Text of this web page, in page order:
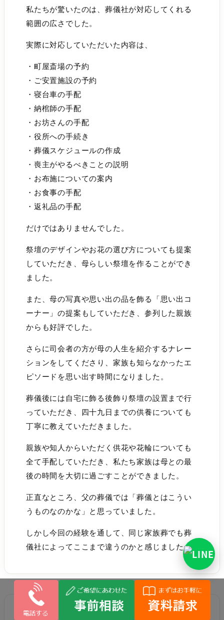
私たちが驚いたのは、葬儀社が対応してくれる
範囲の広さでした。
実際に対応していただいた内容は、
・町屋斎場の予約
・ご安置施設の予約
・寝台車の手配
・納棺師の手配
・お坊さんの手配
・役所への手続き
・葬儀スケジュールの作成
・喪主がやるべきことの説明
・お布施についての案内
・お食事の手配
・返礼品の手配
だけではありませんでした。
祭壇のデザインやお花の選び方についても提案
していただき、母らしい祭壇を作ることができ
ました。
また、母の写真や思い出の品を飾る「思い出コ
ーナー」の提案もしていただき、参列した親族
からも好評でした。
さらに司会者の方が母の人生を紹介するナレー
ションをしてくださり、家族も知らなかったエ
ピソードを思い出す時間になりました。
葬儀後には自宅に飾る後飾り祭壇の設置まで行
っていただき、四十九日までの供養についても
丁寧に教えていただきました。
親族や知人からいただく供花や花輪についても
全て手配していただき、私たち家族は母との最
後の時間を大切に過ごすことができました。
正直なところ、父の葬儀では「葬儀とはこうい
うものなのかな」と思っていました。
しかし今回の経験を通して、同じ家族葬でも葬
儀社によってここまで違うのかと感じました。